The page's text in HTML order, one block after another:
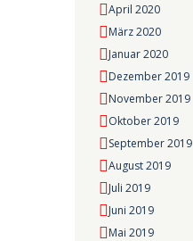
April 2020
März 2020
Januar 2020
Dezember 2019
November 2019
Oktober 2019
September 2019
August 2019
Juli 2019
Juni 2019
Mai 2019